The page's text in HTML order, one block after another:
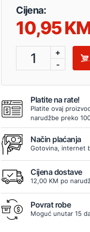
Cijena:
10,95
1
+
-
Platite na rate!
Platite ovaj
narudžbe preko
Način plaćanja
Gotovina, internet
Cijena dostave
12,00 KM po
Povrat robe
Moguć unutar 15